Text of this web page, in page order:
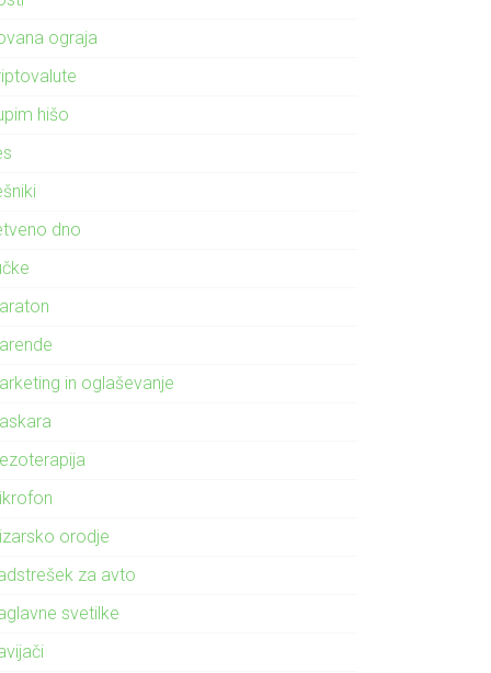
ograja
hišo
dno
in oglaševanje
orodje
za avto
svetilke